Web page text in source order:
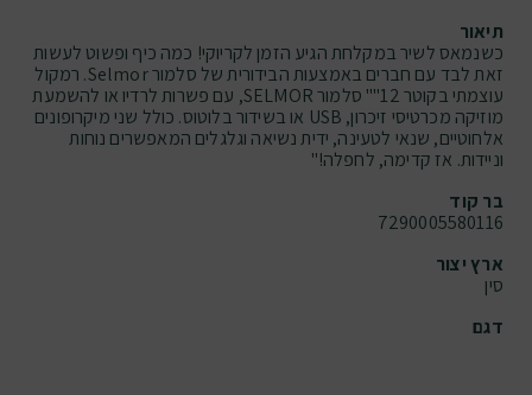
תיאור
כשנמאס לשיר במקלחת הגיע הזמן לקריוקי! כמה כיף ופשוט לעשות
זאת לבד עם חברים באמצעות הבידורית של סלמור Selmor. רמקול
עוצמתי בקוטר 12"" סלמור SELMOR, עם פשרות לרדיו או להשמעת
מוזיקה מכרטיסי זיכרון, USB או בשידור בלוטוס. כולל שני מיקרופונים
אלחוטיים, שנאי לטעינה, ידית נשיאה וגלגלים המאפשרים נוחות
וניידות. אז קדימה, לחפלה!"
בר קוד
7290005580116
ארץ יצור
סין
דגם